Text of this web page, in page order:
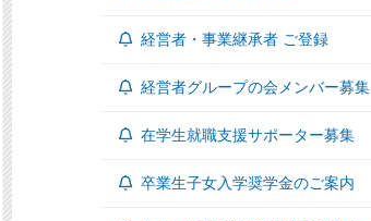
経営者・事業継承者 ご登録
経営者グループの会メンバー募集
在学生就職支援サポーター募集
卒業生子女入学奨学金のご案内